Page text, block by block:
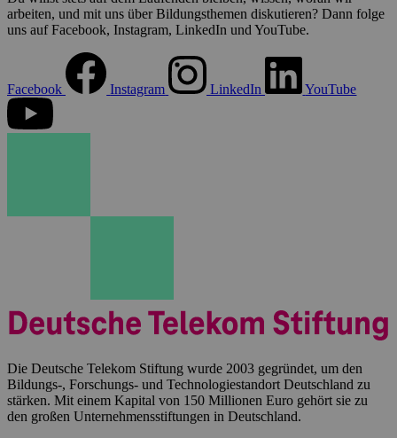
arbeiten, und mit uns über Bildungsthemen diskutieren? Dann folge
uns auf Facebook, Instagram, LinkedIn und YouTube.
Facebook Instagram LinkedIn YouTube
Die Deutsche Telekom Stiftung wurde 2003 gegründet, um den
Bildungs-, Forschungs- und Technologiestandort Deutschland zu
stärken. Mit einem Kapital von 150 Millionen Euro gehört sie zu
den großen Unternehmensstiftungen in Deutschland.